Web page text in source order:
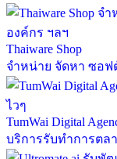
Thaiware Shop
จำหน่าย จัดหา ซอ
TumWai Digital
บริการรับทำการตล